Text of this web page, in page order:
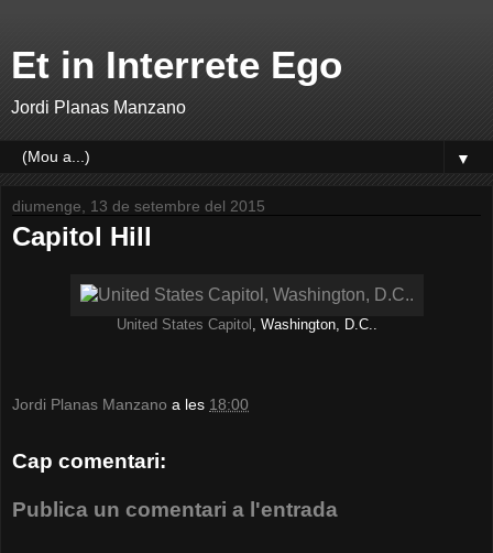
Et in Interrete Ego
Jordi Planas Manzano
▼
diumenge, 13 de setembre del 2015
Capitol Hill
United States Capitol , Washington, D.C..
Jordi Planas Manzano a les 18:00
Cap comentari:
Publica un comentari a l'entrada